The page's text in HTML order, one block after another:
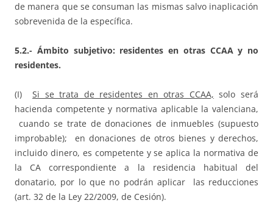
de manera que se consuman las mismas salvo inaplicación
sobrevenida de la específica.
5.2.- Ámbito subjetivo: residentes en otras CCAA y no
residentes.
(I)Si se trata de residentes en otras CCAA, solo será
hacienda competente y normativa aplicable la valenciana,
cuando se trate de donaciones de inmuebles (supuesto
improbable); en donaciones de otros bienes y derechos,
incluido dinero, es competente y se aplica la normativa de
la CA correspondiente a la residencia habitual del
donatario, por lo que no podrán aplicar las reducciones
(art. 32 de la Ley 22/2009, de Cesión).